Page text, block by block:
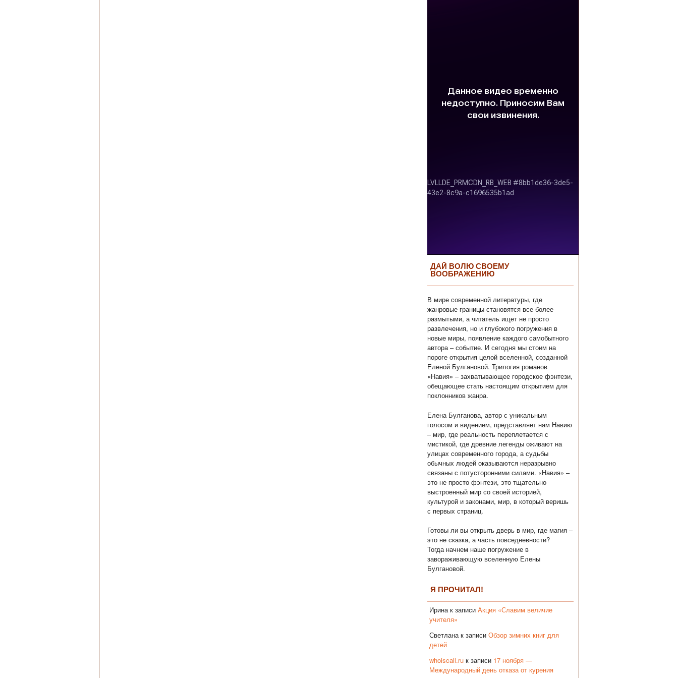
ДАЙ ВОЛЮ СВОЕМУ
ВООБРАЖЕНИЮ
В мире современной литературы, где
жанровые границы становятся все более
размытыми, а читатель ищет не просто
развлечения, но и глубокого погружения в
новые миры, появление каждого самобытного
автора – событие. И сегодня мы стоим на
пороге открытия целой вселенной, созданной
Еленой Булгановой. Трилогия романов
«Навия» – захватывающее городское фэнтези,
обещающее стать настоящим открытием для
поклонников жанра.
Елена Булганова, автор с уникальным
голосом и видением, представляет нам Навию
– мир, где реальность переплетается с
мистикой, где древние легенды оживают на
улицах современного города, а судьбы
обычных людей оказываются неразрывно
связаны с потусторонними силами. «Навия» –
это не просто фэнтези, это тщательно
выстроенный мир со своей историей,
культурой и законами, мир, в который веришь
с первых страниц.
Готовы ли вы открыть дверь в мир, где магия –
это не сказка, а часть повседневности?
Тогда начнем наше погружение в
завораживающую вселенную Елены
Булгановой.
Я ПРОЧИТАЛ!
Ирина к записи Акция «Славим величие
учителя»
Светлана к записи Обзор зимних книг для
детей
whoiscall.ru к записи 17 ноября —
Международный день отказа от курения